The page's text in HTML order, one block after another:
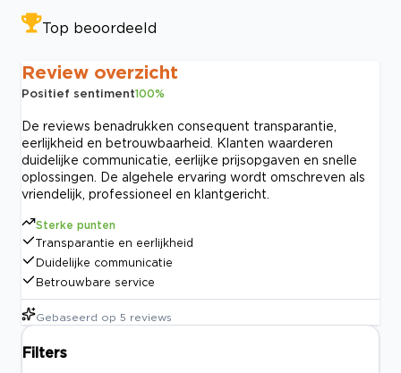
Top beoordeeld
Review overzicht
Positief sentiment100%
De reviews benadrukken consequent transparantie,
eerlijkheid en betrouwbaarheid. Klanten waarderen
duidelijke communicatie, eerlijke prijsopgaven en snelle
oplossingen. De algehele ervaring wordt omschreven als
vriendelijk, professioneel en klantgericht.
Sterke punten
Transparantie en eerlijkheid
Duidelijke communicatie
Betrouwbare service
Gebaseerd op 5 reviews
Filters